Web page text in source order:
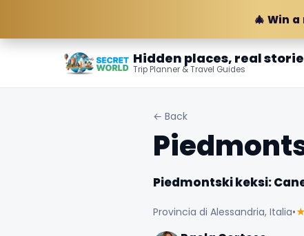
🎄 Win
Hidden places, real
Trip Planner & Travel Guides
← Back
Piedmontski keksi:
Provincia di Alessandria, Italia•